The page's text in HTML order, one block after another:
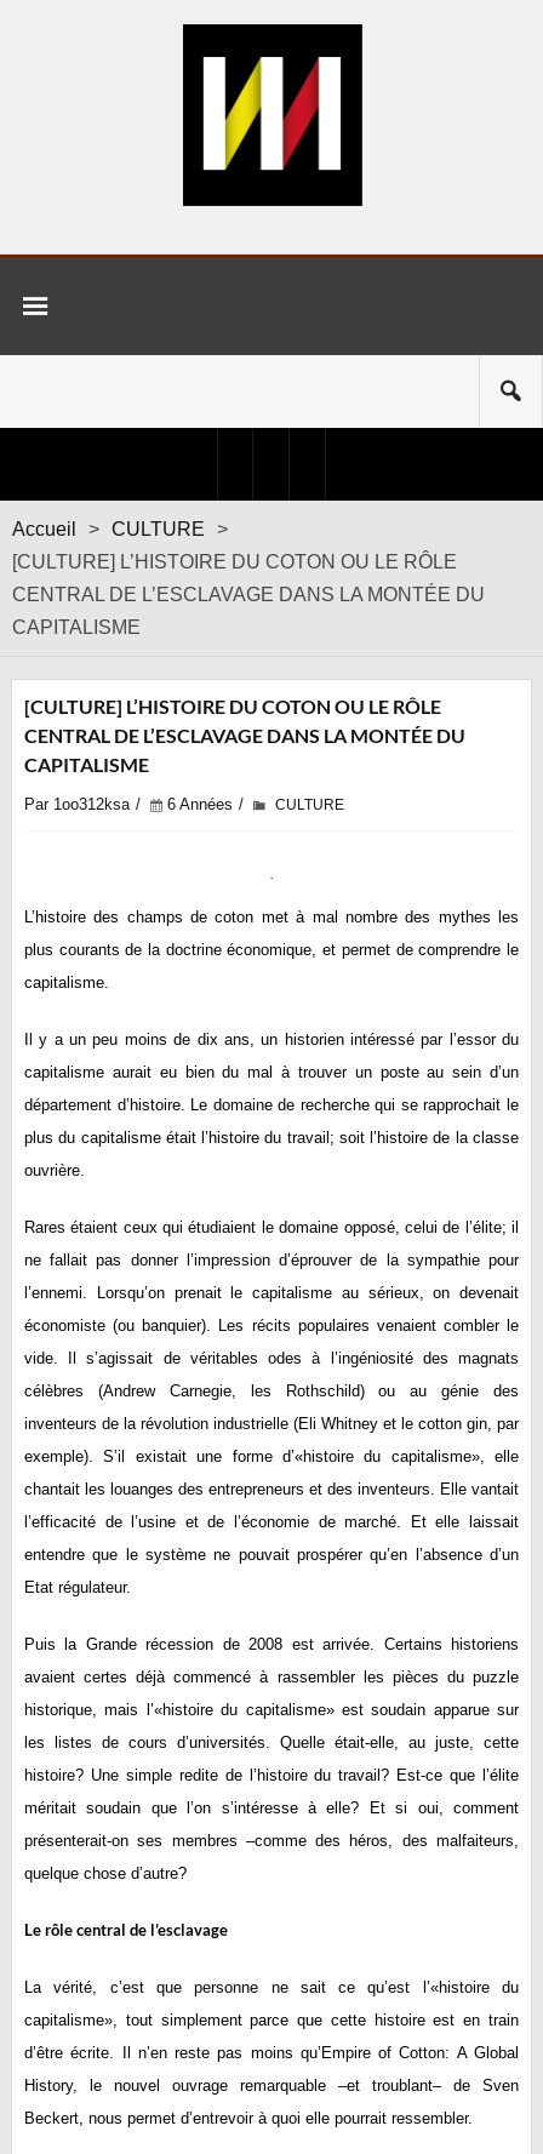
Accueil > CULTURE
>
[CULTURE] L’HISTOIRE DU COTON OU LE RÔLE
CENTRAL DE L’ESCLAVAGE DANS LA MONTÉE DU
CAPITALISME
[CULTURE] L’HISTOIRE DU COTON OU LE RÔLE
CENTRAL DE L’ESCLAVAGE DANS LA MONTÉE DU
CAPITALISME
Par 1oo312ksa 6 Années CULTURE
L’histoire des champs de coton met à mal nombre des mythes les
plus courants de la doctrine économique, et permet de comprendre le
capitalisme.
Il y a un peu moins de dix ans, un historien intéressé par l’essor du
capitalisme aurait eu bien du mal à trouver un poste au sein d’un
département d’histoire. Le domaine de recherche qui se rapprochait le
plus du capitalisme était l’histoire du travail; soit l’histoire de la classe
ouvrière.
Rares étaient ceux qui étudiaient le domaine opposé, celui de l’élite; il
ne fallait pas donner l’impression d’éprouver de la sympathie pour
l’ennemi. Lorsqu’on prenait le capitalisme au sérieux, on devenait
économiste (ou banquier). Les récits populaires venaient combler le
vide. Il s’agissait de véritables odes à l’ingéniosité des magnats
célèbres (Andrew Carnegie, les Rothschild) ou au génie des
inventeurs de la révolution industrielle (Eli Whitney et le cotton gin, par
exemple). S’il existait une forme d’«histoire du capitalisme», elle
chantait les louanges des entrepreneurs et des inventeurs. Elle vantait
l’efficacité de l’usine et de l’économie de marché. Et elle laissait
entendre que le système ne pouvait prospérer qu’en l’absence d’un
Etat régulateur.
Puis la Grande récession de 2008 est arrivée. Certains historiens
avaient certes déjà commencé à rassembler les pièces du puzzle
historique, mais l’«histoire du capitalisme» est soudain apparue sur
les listes de cours d’universités. Quelle était-elle, au juste, cette
histoire? Une simple redite de l’histoire du travail? Est-ce que l’élite
méritait soudain que l’on s’intéresse à elle? Et si oui, comment
présenterait-on ses membres –comme des héros, des malfaiteurs,
quelque chose d’autre?
Le rôle central de l’esclavage
La vérité, c’est que personne ne sait ce qu’est l’«histoire du
capitalisme», tout simplement parce que cette histoire est en train
d’être écrite. Il n’en reste pas moins qu’Empire of Cotton: A Global
History, le nouvel ouvrage remarquable –et troublant– de Sven
Beckert, nous permet d’entrevoir à quoi elle pourrait ressembler.